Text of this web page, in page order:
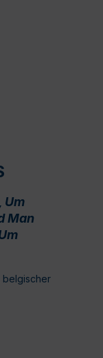
Um
Man
belgischer